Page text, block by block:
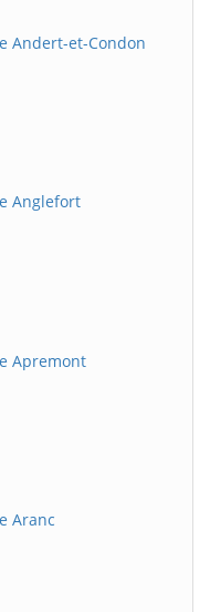
Andert-et-Condon
Anglefort
Apremont
Aranc